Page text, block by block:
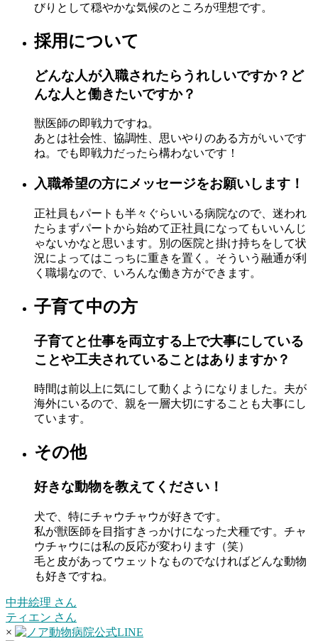
びりとして穏やかな気候のところが理想です。
採用について
どんな人が入職されたらうれしいですか？ど
んな人と働きたいですか？
獣医師の即戦力ですね。
あとは社会性、協調性、思いやりのある方がいいです
ね。でも即戦力だったら構わないです！
入職希望の方にメッセージをお願いします！
正社員もパートも半々ぐらいいる病院なので、迷われ
たらまずパートから始めて正社員になってもいいんじ
ゃないかなと思います。別の医院と掛け持ちをして状
況によってはこっちに重きを置く。そういう融通が利
く職場なので、いろんな働き方ができます。
子育て中の方
子育てと仕事を両立する上で大事にしている
ことや工夫されていることはありますか？
時間は前以上に気にして動くようになりました。夫が
海外にいるので、親を一層大切にすることも大事にし
ています。
その他
好きな動物を教えてください！
犬で、特にチャウチャウが好きです。
私が獣医師を目指すきっかけになった犬種です。チャ
ウチャウには私の反応が変わります（笑）
毛と皮があってウェットなものでなければどんな動物
も好きですね。
中井絵理 さん
ティエン さん
×